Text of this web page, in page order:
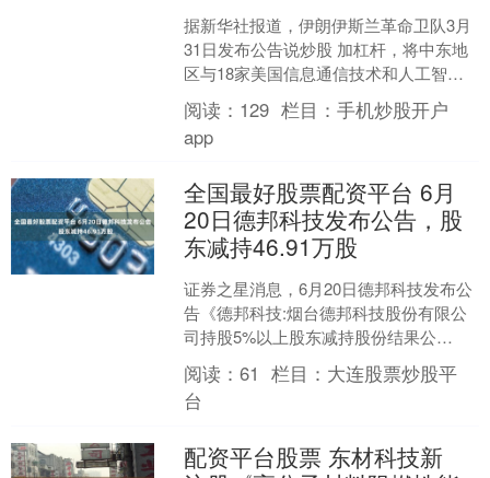
据新华社报道，伊朗伊斯兰革命卫队3月
31日发布公告说炒股 加杠杆，将中东地
区与18家美国信息通信技术和人工智能
企业有关的公司机构作为合法打击目
标。 公告说，建议....
阅读： 129 栏目：手机炒股开户
app
全国最好股票配资平台 6月
20日德邦科技发布公告，股
东减持46.91万股
证券之星消息，6月20日德邦科技发布公
告《德邦科技:烟台德邦科技股份有限公
司持股5%以上股东减持股份结果公
告》，其股东国家集成电路产业投资基
金股份有限公司于20....
阅读：61 栏目： 大连股票炒股平
台
配资平台股票 东材科技新